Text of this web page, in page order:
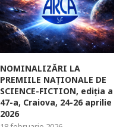
NOMINALIZĂRI LA
PREMIILE NAȚIONALE DE
SCIENCE-FICTION, ediția a
47-a, Craiova, 24-26 aprilie
2026